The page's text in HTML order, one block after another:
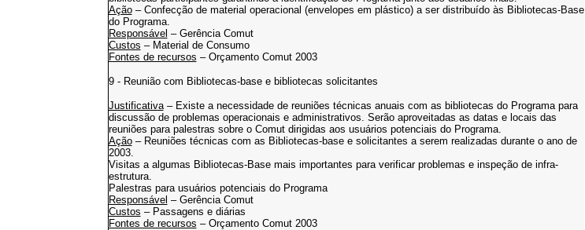
Ação– Confecção de material operacional (envelopes em plástico) a ser distribuído às Bibliotecas-Base
do Programa.
Responsável – Gerência Comut
Custos – Material de Consumo
Fontes de recursos – Orçamento Comut 2003
9 - Reunião com Bibliotecas-base e bibliotecas solicitantes
Justificativa– Existe a necessidade de reuniões técnicas anuais com as bibliotecas do Programa para
discussão de problemas operacionais e administrativos. Serão aproveitadas as datas e locais das
reuniões para palestras sobre o Comut dirigidas aos usuários potenciais do Programa.
Ação– Reuniões técnicas com as Bibliotecas-base e solicitantes a serem realizadas durante o ano de
2003.
Visitas a algumas Bibliotecas-Base mais importantes para verificar problemas e inspeção de infra-
estrutura.
Palestras para usuários potenciais do Programa
Responsável – Gerência Comut
Custos – Passagens e diárias
Fontes de recursos – Orçamento Comut 2003